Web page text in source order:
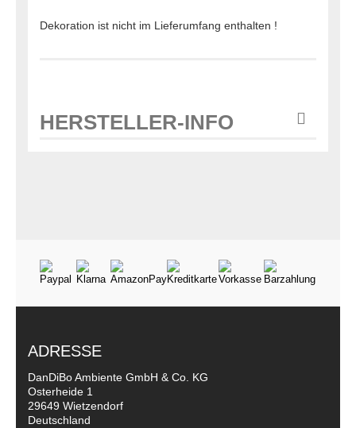
Dekoration ist nicht im Lieferumfang enthalten !
HERSTELLER-INFO
ADRESSE
DanDiBo Ambiente GmbH & Co. KG
Osterheide 1
29649 Wietzendorf
Deutschland